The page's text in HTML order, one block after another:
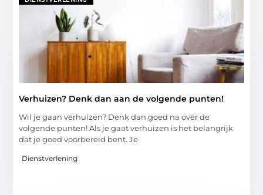
Verhuizen? Denk dan aan de volgende punten!
Wil je gaan verhuizen? Denk dan goed na over de
volgende punten! Als je gaat verhuizen is het belangrijk
dat je goed voorbereid bent. Je
Dienstverlening